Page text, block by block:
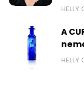
HELLY
A
HELLY